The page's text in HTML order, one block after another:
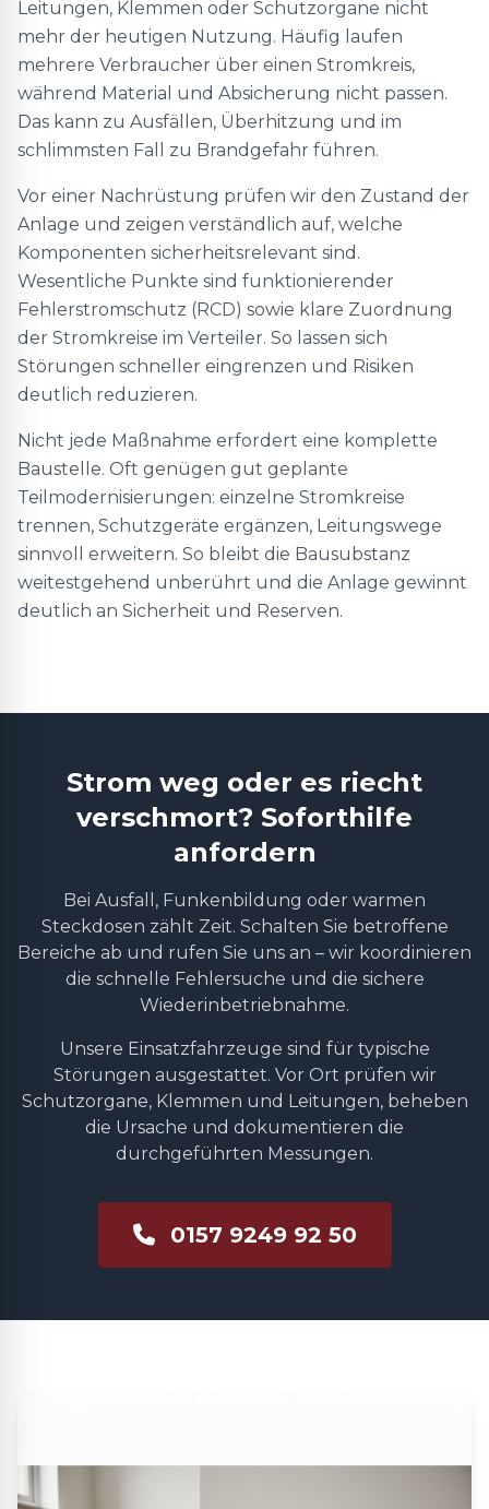
Leitungen, Klemmen oder Schutzorgane nicht
mehr der heutigen Nutzung. Häufig laufen
mehrere Verbraucher über einen Stromkreis,
während Material und Absicherung nicht passen.
Das kann zu Ausfällen, Überhitzung und im
schlimmsten Fall zu Brandgefahr führen.
Vor einer Nachrüstung prüfen wir den Zustand der
Anlage und zeigen verständlich auf, welche
Komponenten sicherheitsrelevant sind.
Wesentliche Punkte sind funktionierender
Fehlerstromschutz (RCD) sowie klare Zuordnung
der Stromkreise im Verteiler. So lassen sich
Störungen schneller eingrenzen und Risiken
deutlich reduzieren.
Nicht jede Maßnahme erfordert eine komplette
Baustelle. Oft genügen gut geplante
Teilmodernisierungen: einzelne Stromkreise
trennen, Schutzgeräte ergänzen, Leitungswege
sinnvoll erweitern. So bleibt die Bausubstanz
weitestgehend unberührt und die Anlage gewinnt
deutlich an Sicherheit und Reserven.
Strom weg oder es riecht
verschmort? Soforthilfe
anfordern
Bei Ausfall, Funkenbildung oder warmen
Steckdosen zählt Zeit. Schalten Sie betroffene
Bereiche ab und rufen Sie uns an – wir koordinieren
die schnelle Fehlersuche und die sichere
Wiederinbetriebnahme.
Unsere Einsatzfahrzeuge sind für typische
Störungen ausgestattet. Vor Ort prüfen wir
Schutzorgane, Klemmen und Leitungen, beheben
die Ursache und dokumentieren die
durchgeführten Messungen.
0157 9249 92 50